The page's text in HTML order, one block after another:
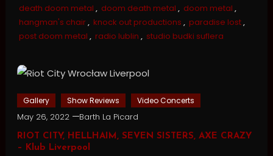
death doom metal , doom death metal , doom metal ,
hangman's chair, knock out productions , paradise lost,
post doom metal , radio lublin , studio budki suflera
Gallery Show Reviews Video Concerts
May 26, 2022 Barth La Picard
RIOT CITY, HELLHAIM, SEVEN SISTERS, AXE CRAZY
– Klub Liverpool